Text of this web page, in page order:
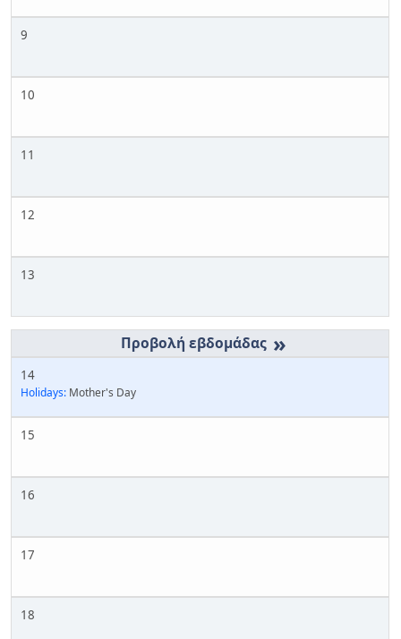
9
10
11
12
13
»
14
Holidays: Mother's Day
15
16
17
18